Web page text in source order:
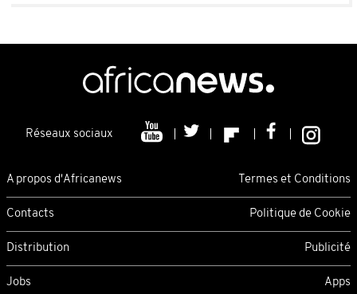
Réseaux sociaux
A propos d'Africanews Termes et Conditions
Contacts Politique de Cookie
Distribution Publicité
Jobs Apps